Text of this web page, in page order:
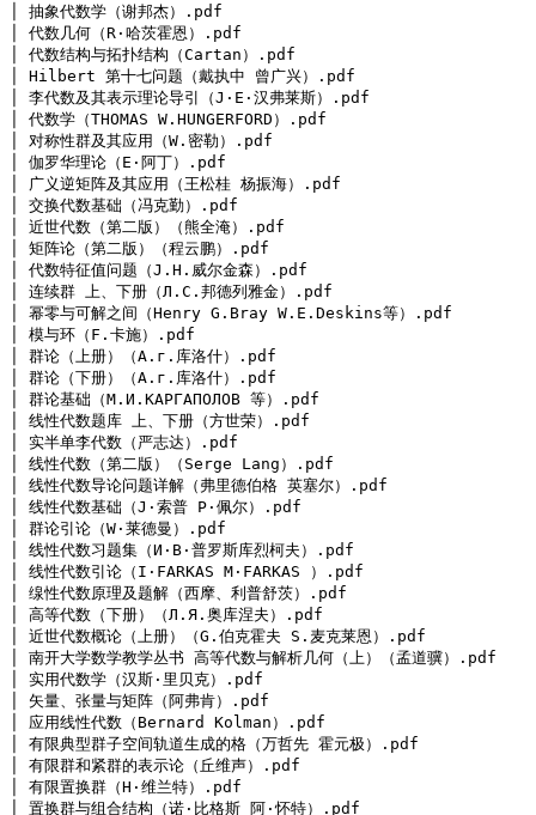
│ 抽象代数学（谢邦杰）.pdf
│ 代数几何（R·哈茨霍恩）.pdf
│ 代数结构与拓扑结构（Cartan）.pdf
│ Hilbert 第十七问题（戴执中 曾广兴）.pdf
│ 李代数及其表示理论导引（J·E·汉弗莱斯）.pdf
│ 代数学（THOMAS W.HUNGERFORD）.pdf
│ 对称性群及其应用（W.密勒）.pdf
│ 伽罗华理论（E·阿丁）.pdf
│ 广义逆矩阵及其应用（王松桂 杨振海）.pdf
│ 交换代数基础（冯克勤）.pdf
│ 近世代数（第二版）（熊全淹）.pdf
│ 矩阵论（第二版）（程云鹏）.pdf
│ 代数特征值问题（J.H.威尔金森）.pdf
│ 连续群 上、下册（Л.С.邦德列雅金）.pdf
│ 幂零与可解之间（Henry G.Bray W.E.Deskins等）.pdf
│ 模与环（F.卡施）.pdf
│ 群论（上册）（A.г.库洛什）.pdf
│ 群论（下册）（A.г.库洛什）.pdf
│ 群论基础（М.И.КАРГАПОЛОВ 等）.pdf
│ 线性代数题库 上、下册（方世荣）.pdf
│ 实半单李代数（严志达）.pdf
│ 线性代数（第二版）（Serge Lang）.pdf
│ 线性代数导论问题详解（弗里德伯格 英塞尔）.pdf
│ 线性代数基础（J·索普 P·佩尔）.pdf
│ 群论引论（W·莱德曼）.pdf
│ 线性代数习题集（И·B·普罗斯库烈柯夫）.pdf
│ 线性代数引论（I·FARKAS M·FARKAS ）.pdf
│ 缐性代数原理及题解（西摩、利普舒茨）.pdf
│ 高等代数（下册）（Л.Я.奥库涅夫）.pdf
│ 近世代数概论（上册）（G.伯克霍夫 S.麦克莱恩）.pdf
│ 南开大学数学教学丛书 高等代数与解析几何（上）（孟道骥）.pdf
│ 实用代数学（汉斯·里贝克）.pdf
│ 矢量、张量与矩阵（阿弗肯）.pdf
│ 应用线性代数（Bernard Kolman）.pdf
│ 有限典型群子空间轨道生成的格（万哲先 霍元极）.pdf
│ 有限群和紧群的表示论（丘维声）.pdf
│ 有限置换群（H·维兰特）.pdf
│ 置换群与组合结构（诺·比格斯 阿·怀特）.pdf